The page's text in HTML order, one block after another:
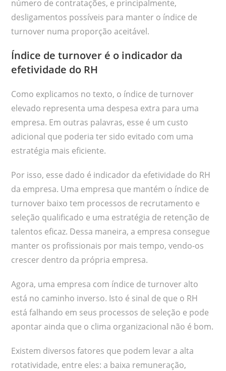
número de contratações, e principalmente,
desligamentos possíveis para manter o índice de
turnover numa proporção aceitável.
Índice de turnover é o indicador da
efetividade do RH
Como explicamos no texto, o índice de turnover
elevado representa uma despesa extra para uma
empresa. Em outras palavras, esse é um custo
adicional que poderia ter sido evitado com uma
estratégia mais eficiente.
Por isso, esse dado é indicador da efetividade do RH
da empresa. Uma empresa que mantém o índice de
turnover baixo tem processos de recrutamento e
seleção qualificado e uma estratégia de retenção de
talentos eficaz. Dessa maneira, a empresa consegue
manter os profissionais por mais tempo, vendo-os
crescer dentro da própria empresa.
Agora, uma empresa com índice de turnover alto
está no caminho inverso. Isto é sinal de que o RH
está falhando em seus processos de seleção e pode
apontar ainda que o clima organizacional não é bom.
Existem diversos fatores que podem levar a alta
rotatividade, entre eles: a baixa remuneração,